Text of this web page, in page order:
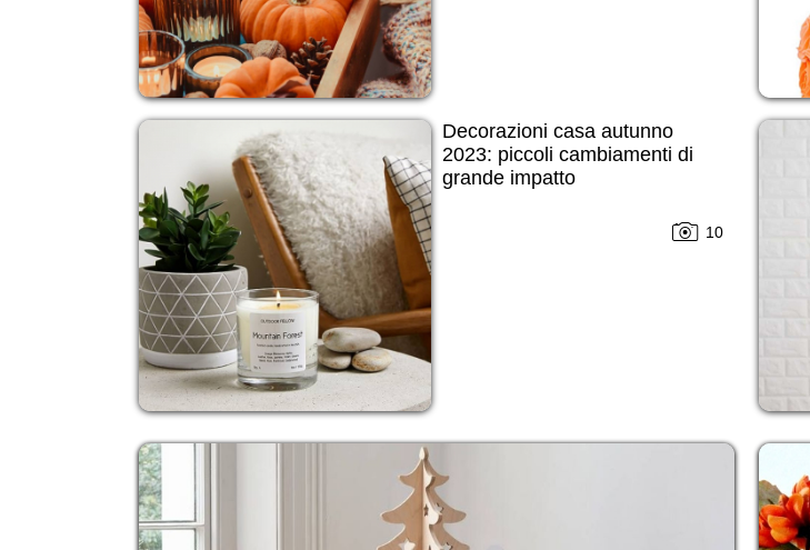
Decorazioni casa autunno
2023: piccoli cambiamenti di
grande impatto
10